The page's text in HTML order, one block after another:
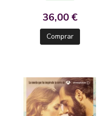
36,00 €
Comprar